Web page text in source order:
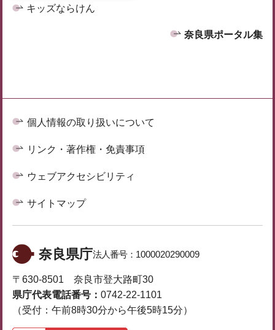
キッズならけん
奈良県ポータル集
個人情報の取り扱いについて
リンク・著作権・免責事項
ウェブアクセシビリティ
サイトマップ
奈良県庁法人番号： 1000020290009
〒630-8501 奈良市登大路町30
県庁代表電話番号： 0742-22-1101
（受付：午前8時30分から午後5時15分）